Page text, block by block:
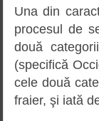
Una din
procesul de
două
(specifică
cele două
fraier, şi iată